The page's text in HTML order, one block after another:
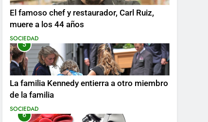
El famoso chef y restaurador, Carl Ruiz,
muere a los 44 años
SOCIEDAD
5
La familia Kennedy entierra a otro miembro
de la familia
SOCIEDAD
6